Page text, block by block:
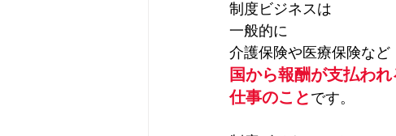
制度ビジネスは
一般的に
介護保険や医療保険など
国から報酬が支払われ
仕事のこと です。